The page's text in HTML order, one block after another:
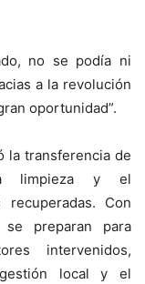
no se podía ni
a la revolución
oportunidad”.
la transferencia de
la limpieza y el
Con
se preparan para
intervenidos,
local y el